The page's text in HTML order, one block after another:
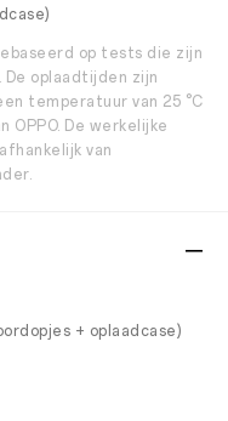
op tests die zijn
De oplaadtijden zijn
temperatuur van 25 °C
OPPO. De werkelijke
van
+ oplaadcase)